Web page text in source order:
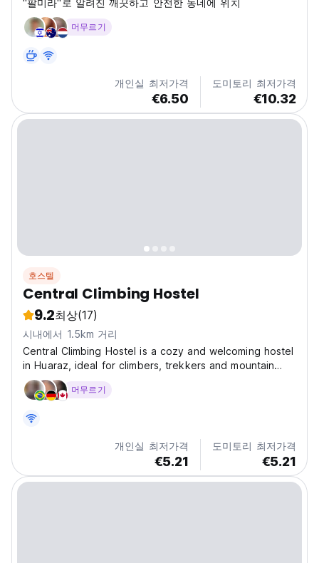
"팔미라"로 알려진 깨끗하고 안전한 동네에 위치
머무르기
개인실 최저가격
€6.50
도미토리 최저가격
€10.32
호스텔
Central Climbing Hostel
9.2최상(17)
시내에서 1.5km 거리
Central Climbing Hostel is a cozy and welcoming hostel
in Huaraz, ideal for climbers, trekkers and mountain
lovers. We offer private rooms and rooms with shared
bathrooms, providing comfortable options for different
머무르기
개인실 최저가격
€5.21
도미토리 최저가격
€5.21